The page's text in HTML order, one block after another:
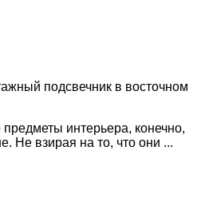
подсвечник в восточном
интерьера, конечно,
Не взирая на то, что они ...